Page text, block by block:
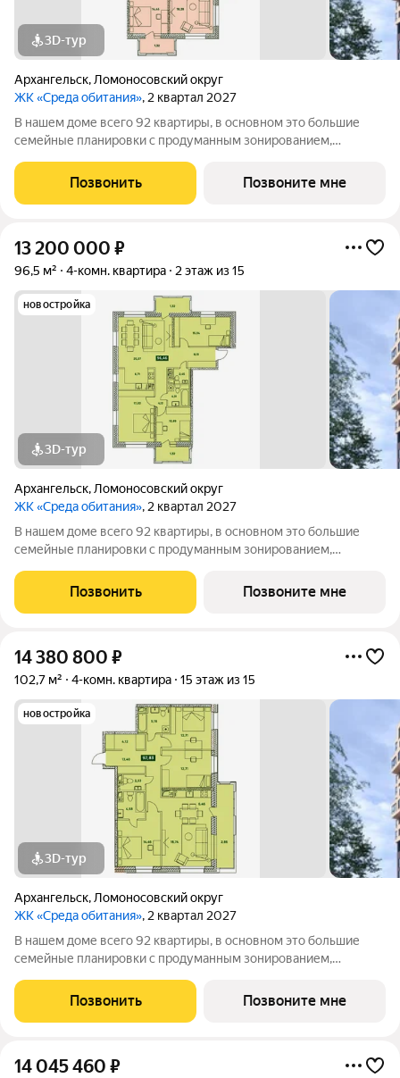
3D-тур
Архангельск, Ломоносовский округ
ЖК «Среда обитания», 2 квартал 2027
В нашем доме всего 92 квартиры, в основном это большие
семейные планировки с продуманным зонированием,
Просторные лобби и проходные подъезды Закрытая
территория с классным благоустройством и
Позвонить Позвоните мне
13 200 000 ₽
96,5 м² 4-комн. квартира 2 этаж из 15
новостройка
3D-тур
Архангельск, Ломоносовский округ
ЖК «Среда обитания», 2 квартал 2027
В нашем доме всего 92 квартиры, в основном это большие
семейные планировки с продуманным зонированием,
Просторные лобби и проходные подъезды Закрытая
территория с классным благоустройством и
Позвонить Позвоните мне
14 380 800 ₽
102,7 м² 4-комн. квартира 15 этаж из 15
новостройка
3D-тур
Архангельск, Ломоносовский округ
ЖК «Среда обитания», 2 квартал 2027
В нашем доме всего 92 квартиры, в основном это большие
семейные планировки с продуманным зонированием,
Просторные лобби и проходные подъезды Закрытая
территория с классным благоустройством и
Позвонить Позвоните мне
14 045 460 ₽